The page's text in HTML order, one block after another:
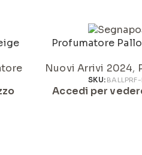
Profumatore
Nuovi Arrivi 2024,
SKU: BALLPRF-
Accedi per